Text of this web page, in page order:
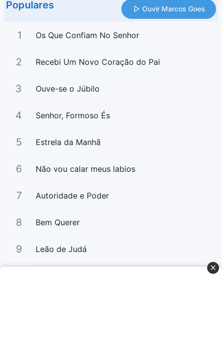
Populares Ouvir Marcos Goes
1 Os Que Confiam No Senhor
2 Recebi Um Novo Coração do Pai
3 Ouve-se o Júbilo
4 Senhor, Formoso És
5 Estrela da Manhã
6 Não vou calar meus labios
7 Autoridade e Poder
8 Bem Querer
9 Leão de Judá